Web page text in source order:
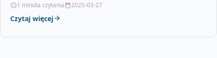
1 minuta czytania 2025-03-27
Czytaj więcej